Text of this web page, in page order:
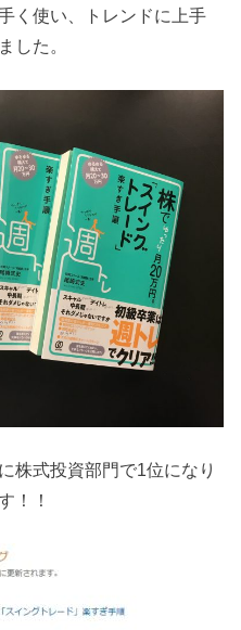
く使い、トレンドに上手
した。
株式投資部門で1位になり
！！